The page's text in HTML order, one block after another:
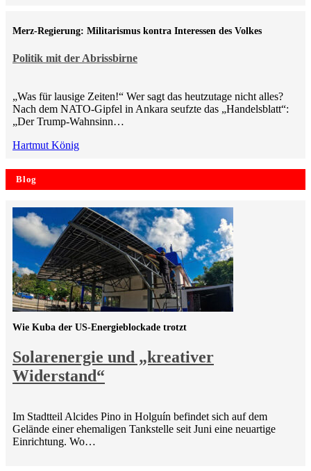
Politik mit der Abrissbirne
Merz-Regierung: Militarismus kontra Inte­ressen des Volkes
„Was für lausige Zeiten!“ Wer sagt das heutzutage nicht alles?
Nach dem NATO-Gipfel in Ankara seufzte das „Handelsblatt“:
„Der Trump-Wahnsinn…
Hartmut König
Blog
Solarenergie und „kreativer
Widerstand“
Wie Kuba der US-Energieblockade trotzt
Im Stadtteil Alcides Pino in Holguín befindet sich auf dem
Gelände einer ehemaligen Tankstelle seit Juni eine neuartige
Einrichtung. Wo…